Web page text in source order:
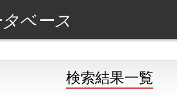
ベース
検索結果一覧